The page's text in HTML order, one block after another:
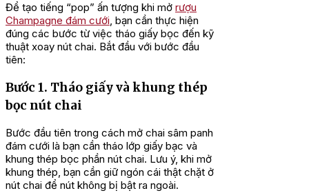
Để tạo tiếng “pop” ấn tượng khi mở rượu
Champagne đám cưới, bạn cần thực hiện
đúng các bước từ việc tháo giấy bọc đến kỹ
thuật xoay nút chai. Bắt đầu với bước đầu
tiên:
Bước 1. Tháo giấy và khung thép
bọc nút chai
Bước đầu tiên trong cách mở chai sâm panh
đám cưới là bạn cần tháo lớp giấy bạc và
khung thép bọc phần nút chai. Lưu ý, khi mở
khung thép, bạn cần giữ ngón cái thật chặt ở
nút chai để nút không bị bật ra ngoài.